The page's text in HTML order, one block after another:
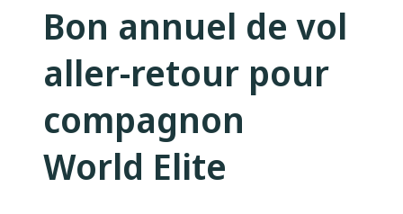
Bon annuel de vol
aller-retour pour
compagnon
World Elite